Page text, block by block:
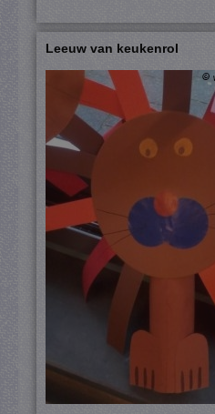
Leeuw van keukenrol